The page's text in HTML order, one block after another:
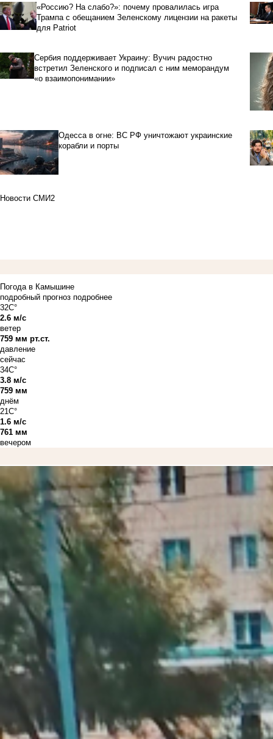
«Россию? На слабо?»: почему провалилась игра
Трампа с обещанием Зеленскому лицензии на ракеты
для Patriot
Сербия поддерживает Украину: Вучич радостно
встретил Зеленского и подписал с ним меморандум
«о взаимопонимании»
Одесса в огне: ВС РФ уничтожают украинские
корабли и порты
Новости СМИ2
Погода в Камышине
подробный прогноз подробнее
32C°
2.6 м/с
ветер
759 мм рт.ст.
давление
сейчас
34C°
3.8 м/с
759 мм
днём
21C°
1.6 м/с
761 мм
вечером